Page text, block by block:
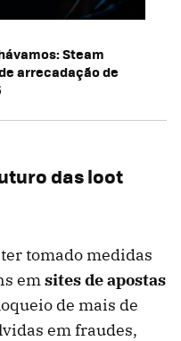
Steam
arrecadação de
das loot
tomado medidas
emsites de apostas
de mais de
em fraudes,